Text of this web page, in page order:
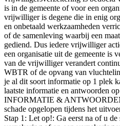
is in de gemeente of voor een
vrijwilliger is degene die in enig
en onbetaald werkzaamheden
of de samenleving waarbij een
gediend. Dus iedere vrijwilliger
een organisatie uit de gemeente is
van de vrijwilliger verandert
WBTR of de opvang van
je al dit soort informatie op 1 plek
laatste informatie en antwoorden
INFORMATIE &
schade opgelopen tijdens het
Stap 1: Let op!: Ga eerst na of u